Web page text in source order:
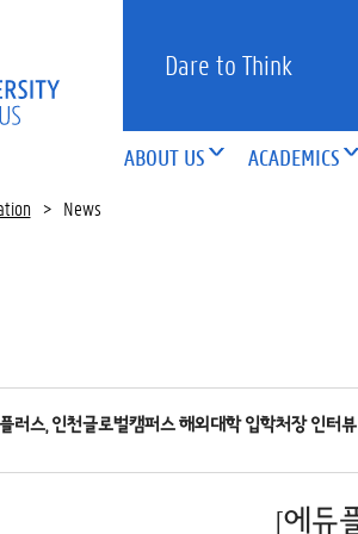
Dare to Think
ABOUT US ACADEMICS
> News
러스, 인천글로벌캠퍼스 해외대학 입학처장 인터
[에듀